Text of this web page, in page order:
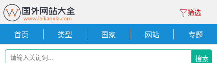
筛选
首页 类型 国家 网站 专题
搜索